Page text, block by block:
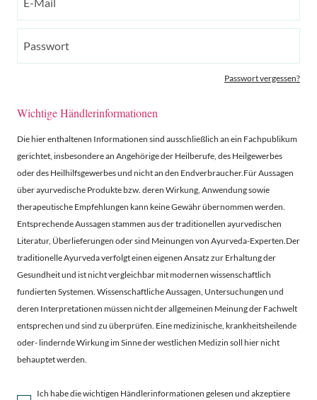
Passwort vergessen?
Wichtige Händlerinformationen
Die hier enthaltenen Informationen sind ausschließlich an ein Fachpublikum
gerichtet, insbesondere an Angehörige der Heilberufe, des Heilgewerbes
oder des Heilhilfsgewerbes und nicht an den Endverbraucher.Für Aussagen
über ayurvedische Produkte bzw. deren Wirkung, Anwendung sowie
therapeutische Empfehlungen kann keine Gewähr übernommen werden.
Entsprechende Aussagen stammen aus der traditionellen ayurvedischen
Literatur, Überlieferungen oder sind Meinungen von Ayurveda-Experten.Der
traditionelle Ayurveda verfolgt einen eigenen Ansatz zur Erhaltung der
Gesundheit und ist nicht vergleichbar mit modernen wissenschaftlich
fundierten Systemen. Wissenschaftliche Aussagen, Untersuchungen und
deren Interpretationen müssen nicht der allgemeinen Meinung der Fachwelt
entsprechen und sind zu überprüfen. Eine medizinische, krankheitsheilende
oder- lindernde Wirkung im Sinne der westlichen Medizin soll hier nicht
behauptet werden.
Ich habe die wichtigen Händlerinformationen gelesen und akzeptiere